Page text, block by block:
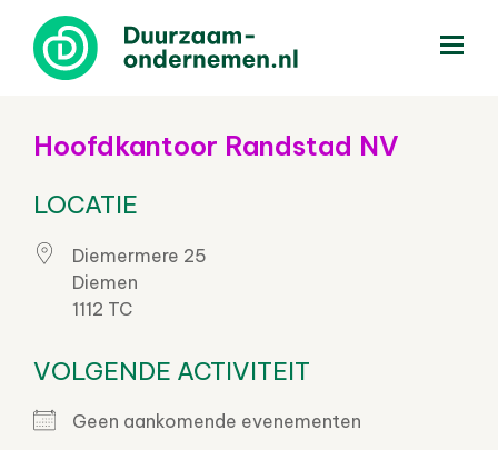
Hoofdkantoor Randstad NV
LOCATIE
Diemermere 25
Diemen
1112 TC
VOLGENDE ACTIVITEIT
Geen aankomende evenementen